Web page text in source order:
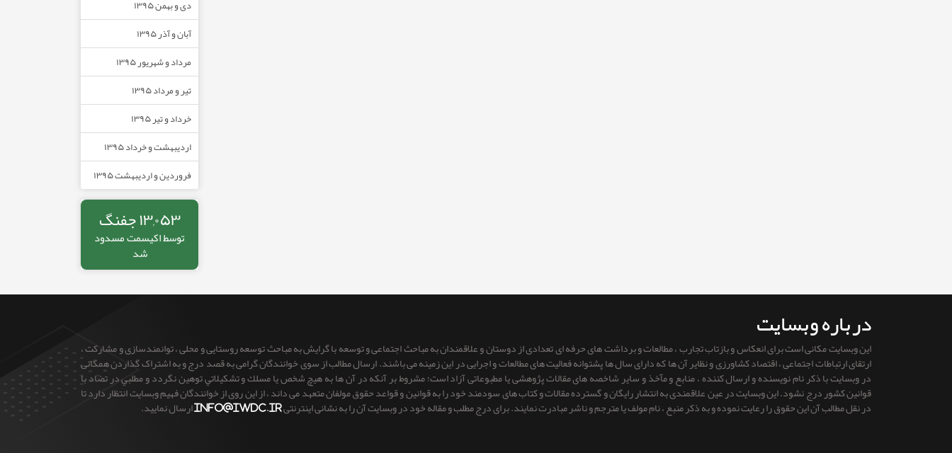
دی و بهمن ۱۳۹۵
آبان و آذر ۱۳۹۵
مرداد و شهریور ۱۳۹۵
تیر و مرداد ۱۳۹۵
خرداد و تیر ۱۳۹۵
اردیبهشت و خرداد ۱۳۹۵
فروردین و اردیبهشت ۱۳۹۵
۱۳,۰۵۳ جفنگ
توسط اکیسمت مسدود
شد
درباره وبسایت
این وبسایت مکانی است برای انعکاس و بازتاب تجارب ، مطالعات و برداشت های حرفه ای تعدادی از دوستان و علاقمندان به مباحث اجتماعی و توسعه با گرایش به مباحث توسعه روستایی و محلی ، توانمندسازی و مشارکت ،
ارتقای ارتباطات اجتماعی ، اقتصاد کشاورزی و نظایر آن ها که دارای سال ها پشتوانه فعالیت های مطالعات و اجرایی در این زمینه می باشند. ارسال مطالب از سوی خوانندگان گرامی به قصد درج و به اشتراک گذاردن همگانی
در وبسایت با ذکر نام نویسنده و ارسال کننده ، منابع و مآخذ و سایر شاخصه های مقالات پژوهشی یا مطبوعاتی آزاد است؛ مشروط بر آنكه در آن ها به هيچ شخص يا مسلك و تشكيلاتي توهين نگردد و مطلبي در تضاد با
قوانين كشور درج نشود. این وبسایت در عین علاقمندی به انتشار رایگان و گسترده مقالات و کتاب های سودمند خود را به قوانین و قواعد حقوق مولفان متعهد می داند ، از این روی از خوانندگان فهیم وبسایت انتظار دارد تا
در نقل مطالب آن این حقوق را رعایت نموده و به ذکر منبع ، نام مولف یا مترجم و ناشر مبادرت نمایند. برای درج مطلب و مقاله خود در وبسایت آن را به نشانی اینترنتیinfo@iwdc.irارسال نمایید.